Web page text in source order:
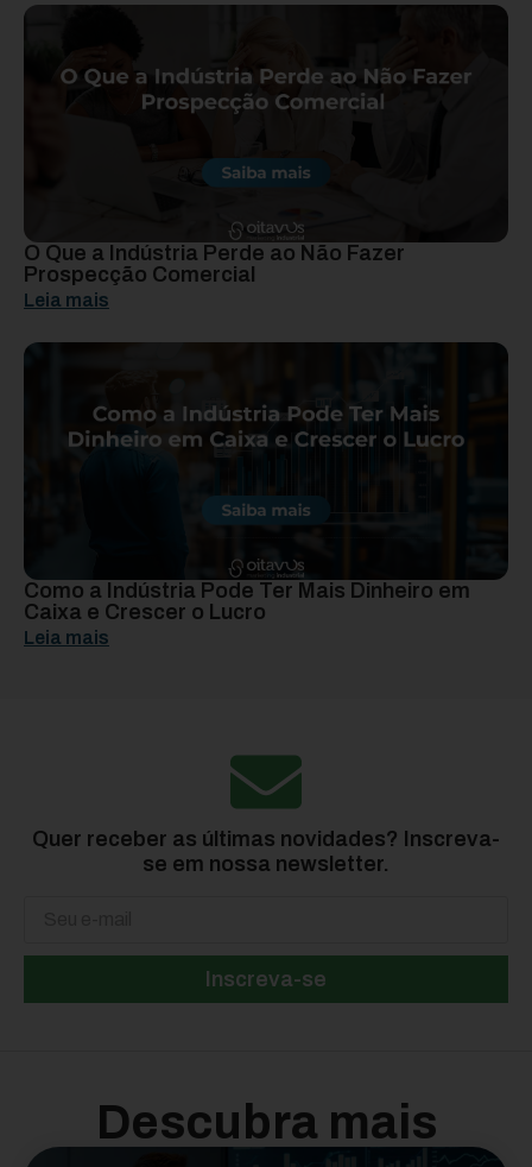
O Que a Indústria Perde ao Não Fazer
Prospecção Comercial
Leia mais
Como a Indústria Pode Ter Mais Dinheiro em
Caixa e Crescer o Lucro
Leia mais
Quer receber as últimas novidades? Inscreva-
se em nossa newsletter.
Inscreva-se
Descubra mais